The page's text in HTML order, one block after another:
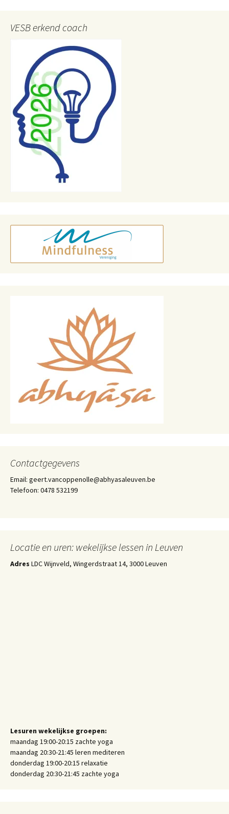
VESB erkend coach
Contactgegevens
Email: geert.vancoppenolle@abhyasaleuven.be
Telefoon: 0478 532199
Locatie en uren: wekelijkse lessen in Leuven
Adres LDC Wijnveld, Wingerdstraat 14, 3000 Leuven
Lesuren wekelijkse groepen:
maandag 19:00-20:15 zachte yoga
maandag 20:30-21:45 leren mediteren
donderdag 19:00-20:15 relaxatie
donderdag 20:30-21:45 zachte yoga